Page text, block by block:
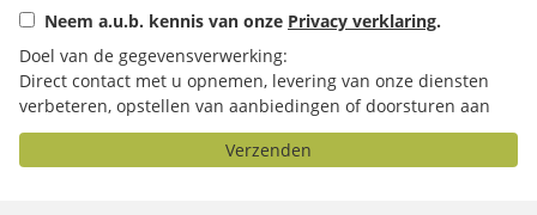
Neem a.u.b. kennis van onze Privacy verklaring.
Doel van de gegevensverwerking:
Direct contact met u opnemen, levering van onze diensten
verbeteren, opstellen van aanbiedingen of doorsturen aan
het door u geselecteerde bedrijf.
Verzenden